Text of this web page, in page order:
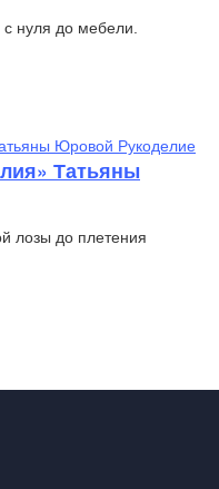
нуля до мебели.
Рукоделие
Татьяны
лозы до плетения